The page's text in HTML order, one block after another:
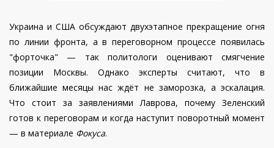
Украина и США обсуждают двухэтапное прекращение огня
по линии фронта, а в переговорном процессе появилась
"форточка" — так политологи оценивают смягчение
позиции Москвы. Однако эксперты считают, что в
ближайшие месяцы нас ждёт не заморозка, а эскалация.
Что стоит за заявлениями Лаврова, почему Зеленский
готов к переговорам и когда наступит поворотный момент
— в материале Фокуса.